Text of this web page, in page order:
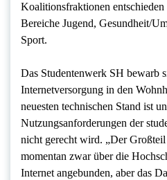
Koalitionsfraktionen
Bereiche Jugend, Gesundheit/
Sport.
Das Studentenwerk SH bewarb
Internetversorgung in den
neuesten technischen Stand ist
Nutzungsanforderungen der
nicht gerecht wird. „Der
momentan zwar über die
Internet angebunden, aber das